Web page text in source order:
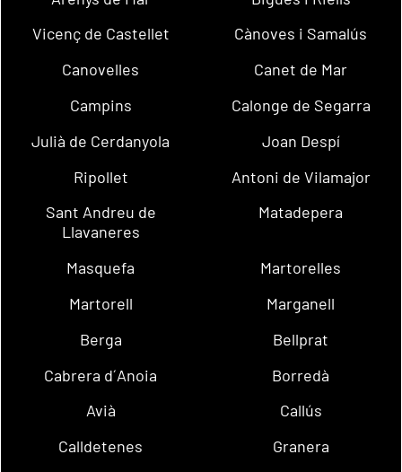
Vicenç de Castellet
Cànoves i Samalús
Canovelles
Canet de Mar
Campins
Calonge de Segarra
Julià de Cerdanyola
Joan Despí
Ripollet
Antoni de Vilamajor
Sant Andreu de
Llavaneres
Matadepera
Masquefa
Martorelles
Martorell
Marganell
Berga
Bellprat
Cabrera d´Anoia
Borredà
Avià
Callús
Calldetenes
Granera